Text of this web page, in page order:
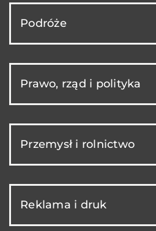
Podróże
Prawo, rząd i polityka
Przemysł i rolnictwo
Reklama i druk